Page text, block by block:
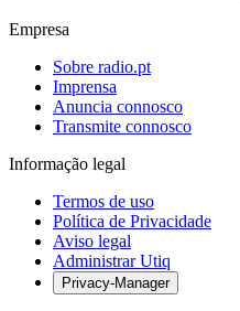
Empresa
Sobre radio.pt
Imprensa
Anuncia connosco
Transmite connosco
Informação legal
Termos de uso
Política de Privacidade
Aviso legal
Administrar Utiq
Privacy-Manager